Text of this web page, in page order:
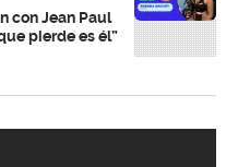
con Jean Paul
pierde es él”